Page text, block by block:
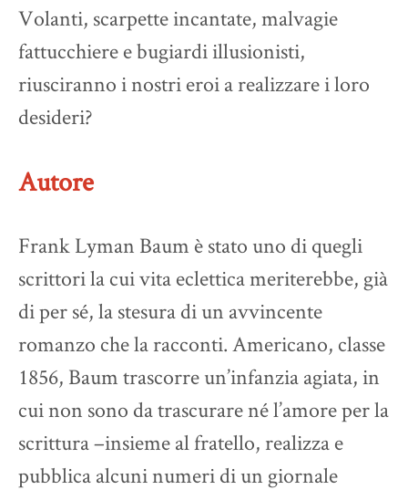
Volanti, scarpette incantate, malvagie
fattucchiere e bugiardi illusionisti,
riusciranno i nostri eroi a realizzare i loro
desideri?
Autore
Frank Lyman Baum è stato uno di quegli
scrittori la cui vita eclettica meriterebbe, già
di per sé, la stesura di un avvincente
romanzo che la racconti. Americano, classe
1856, Baum trascorre un’infanzia agiata, in
cui non sono da trascurare né l’amore per la
scrittura –insieme al fratello, realizza e
pubblica alcuni numeri di un giornale